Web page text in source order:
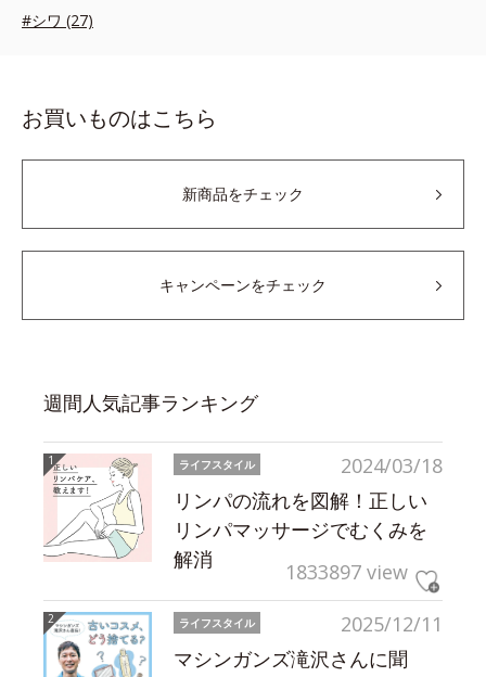
#シワ (27)
お買いものはこちら
新商品をチェック
キャンペーンをチェック
週間人気記事ランキング
2024/03/18
ライフスタイル
リンパの流れを図解！正しい
リンパマッサージでむくみを
解消
1833897 view
2025/12/11
ライフスタイル
マシンガンズ滝沢さんに聞